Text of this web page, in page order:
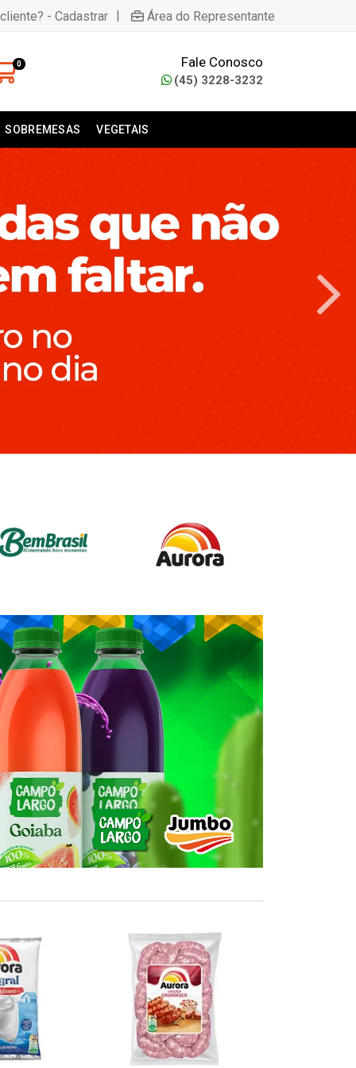
- Cadastrar | Área do Representante
0 Fale Conosco
(45) 3228-3232
SOBREMESAS VEGETAIS